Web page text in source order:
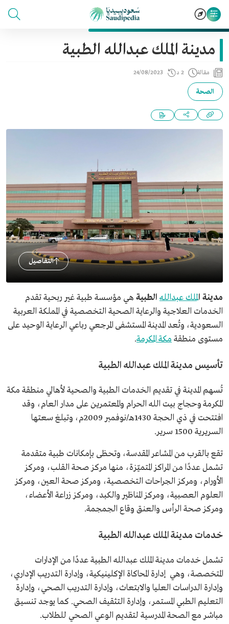
مدينة الملك عبدالله الطبية
مقالة 2 د 24/08/2023
الصحة
التفاصيل
مدينة الملك عبدالله الطبية هي مؤسسة طبية غير ربحية تقدم
الخدمات العلاجية والرعاية الصحية التخصصية في المملكة العربية
السعودية، وتُعد المدينة المستشفى المرجعي رباعي الرعاية الوحيد على
مستوى منطقة مكة المكرمة.
تأسيس مدينة الملك عبدالله الطبية
تُسهم المدينة في تقديم الخدمات الطبية والصحية لأهالي منطقة مكة
المكرمة وحجاج بيت الله الحرام والمعتمرين على مدار العام، وقد
افتتحت في ذي الحجة 1430هـ/نوفمبر 2009م، وتبلغ سعتها
السريرية 1500 سرير.
تقع بالقرب من المشاعر المقدسة، وتحظى بإمكانات طبية متقدمة
تشمل عددًا من المراكز المتميّزة، منها مركز صحة القلب، ومركز
الأورام، ومركز الجراحات التخصصية، ومركز صحة العين، ومركز
العلوم العصبية، ومركز المناظير والكبد، ومركز زراعة الأعضاء،
ومركز صحة الرأس والعنق وقاع الجمجمة.
خدمات مدينة الملك عبدالله الطبية
تشمل خدمات مدينة الملك عبدالله الطبية عددًا من الإدارات
المتخصصة، وهي إدارة المحاكاة الإكلينيكية، وإدارة التدريب الإداري،
وإدارة الدراسات العليا والابتعاث، وإدارة التدريب الصحي، وإدارة
التعليم الطبي المستمر، وإدارة التثقيف الصحي. كما يوجد تنسيق
مباشر مع الصحة المدرسية لتقديم الوعي الصحي للطلاب.